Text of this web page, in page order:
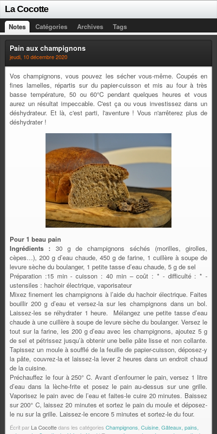
La Cocotte
Notes Catégories Archives Tags
Pain aux champignons
jeudi, 10 décembre 2020
Vos champignons, vous pouvez les sécher vous-même. Coupés en
fines lamelles, répartis sur du papier-cuisson et mis au four à très
basse température, 50 ou 60°C pendant quelques heures et vous
aurez un résultat impeccable. C'est ça ou vous investissez dans un
déshydrateur. Et là, c'est parti, l'aventure ! Vous n'arrêterez plus de
déshydrater !
Pour 1 beau pain
Ingrédients : 30 g de champignons séchés (morilles, girolles,
cèpes…), 200 g d’eau chaude, 450 g de farine, 1 cuillère à soupe de
levure sèche du boulanger, 1 petite tasse d’eau chaude, 5 g de sel
Préparation :15 min - cuisson : 40 min – coût : * - difficulté : * -
ustensiles : hachoir électrique, vaporisateur
Mixez finement les champignons à l’aide du hachoir électrique. Faites
bouillir 200 g d’eau et versez-la sur les champignons dans un bol.
Laissez-les se réhydrater 1 heure. Mélangez une petite tasse d’eau
chaude à une cuillère à soupe de levure sèche du boulanger. Versez le
tout sur la farine, les 200 g d’eau avec les champignons, ajoutez 5 g
de sel et pétrissez jusqu’à obtenir une belle pâte lisse et non collante.
Tapissez un moule à soufflé de la feuille de papier-cuisson, déposez-y
la pâte, couvrez-la et laissez-la lever 2 heures dans un endroit chaud
de la cuisine.
Préchauffez le four à 250° C. Avant d’enfourner le pain, versez 1 litre
d’eau dans la lèche-frite et posez le pain au-dessus sur une grille.
Vaporisez le pain avec de l’eau et faites-le cuire 20 minutes. Baissez
sur 200° C, laissez 20 minutes et sortez le pain du moule et déposez-
le nu sur la grille. Laissez-le encore 5 minutes et sortez-le du four.
Écrit par La Cocottedans les catégories Champignons Cuisine Gâteaux, pains,